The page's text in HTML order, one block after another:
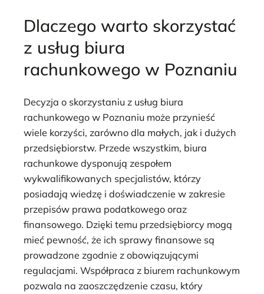
Dlaczego warto skorzystać
z usług biura
rachunkowego w Poznaniu
Decyzja o skorzystaniu z usług biura
rachunkowego w Poznaniu może przynieść
wiele korzyści, zarówno dla małych, jak i dużych
przedsiębiorstw. Przede wszystkim, biura
rachunkowe dysponują zespołem
wykwalifikowanych specjalistów, którzy
posiadają wiedzę i doświadczenie w zakresie
przepisów prawa podatkowego oraz
finansowego. Dzięki temu przedsiębiorcy mogą
mieć pewność, że ich sprawy finansowe są
prowadzone zgodnie z obowiązującymi
regulacjami. Współpraca z biurem rachunkowym
pozwala na zaoszczędzenie czasu, który